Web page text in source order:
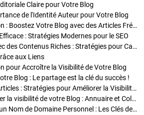
Claire pour Votre Blog
de l'Identité Auteur pour Votre Blog
Stratégies de Publication : Boostez Votre Blog avec des Articles Fréquents et Exclusifs
: Stratégies Modernes pour le SEO
Enrichir Vos Articles avec des Contenus Riches : Stratégies pour Captiver et Optimiser
aux Liens
pour Accroître la Visibilité de Votre Blog
Blog : Le partage est la clé du succès !
Optimisation SEO des Articles : Stratégies pour Améliorer la Visibilité de Votre Blog
Stratégies pour améliorer la visibilité de votre Blog : Annuaire et Collaborations
Pourquoi Investir dans un Nom de Domaine Personnel : Les Clés de la Réussite de Votre Blog